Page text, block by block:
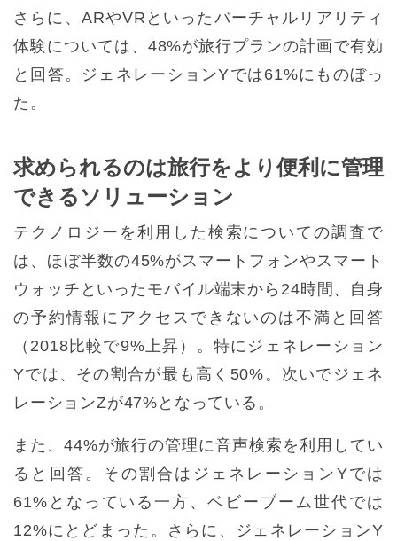
さらに、ARやVRといったバーチャルリアリティ
体験については、48%が旅行プランの計画で有効
と回答。ジェネレーションYでは61%にものぼっ
た。
求められるのは旅行をより便利に管理
できるソリューション
テクノロジーを利用した検索についての調査で
は、ほぼ半数の45%がスマートフォンやスマート
ウォッチといったモバイル端末から24時間、自身
の予約情報にアクセスできないのは不満と回答
（2018比較で9%上昇）。特にジェネレーション
Yでは、その割合が最も高く50%。次いでジェネ
レーションZが47%となっている。
また、44%が旅行の管理に音声検索を利用してい
ると回答。その割合はジェネレーションYでは
61%となっている一方、ベビーブーム世代では
12%にとどまった。さらに、ジェネレーションY